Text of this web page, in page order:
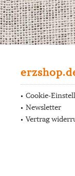
Cookie-
Newsletter
Vertrag